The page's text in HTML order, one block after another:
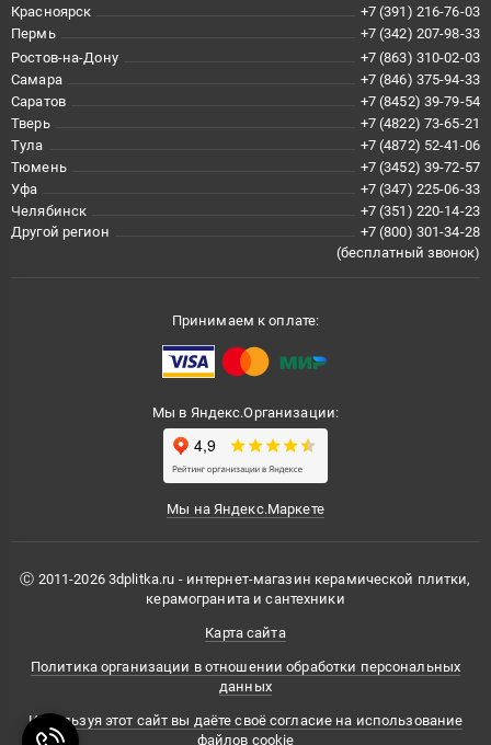
Красноярск
+7 (391) 216-76-03
Пермь
+7 (342) 207-98-33
Ростов-на-Дону
+7 (863) 310-02-03
Самара
+7 (846) 375-94-33
Саратов
+7 (8452) 39-79-54
Тверь
+7 (4822) 73-65-21
Тула
+7 (4872) 52-41-06
Тюмень
+7 (3452) 39-72-57
Уфа
+7 (347) 225-06-33
Челябинск
+7 (351) 220-14-23
Другой регион
+7 (800) 301-34-28
(бесплатный звонок)
Принимаем к оплате:
Мы в Яндекс.Организации:
Мы на Яндекс.Маркете
Ⓒ 2011-2026 3dplitka.ru - интернет-магазин керамической плитки,
керамогранита и сантехники
Карта сайта
Политика организации в отношении обработки персональных
данных
Используя этот сайт вы даёте своё согласие на использование
файлов cookie